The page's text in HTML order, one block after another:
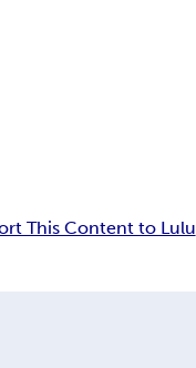
This Content to Lulu